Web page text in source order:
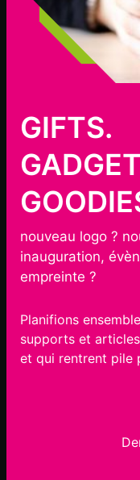
GIFTS.
nouveau logo ?
inauguration,
empreinte ?
Planifions
supports et
et qui rentrent pile